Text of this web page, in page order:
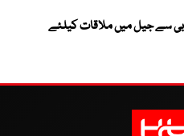
بی سے جیل میں ملاقات کیلئے